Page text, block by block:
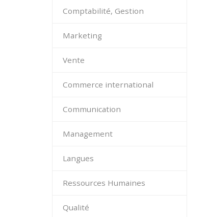
Comptabilité, Gestion
Marketing
Vente
Commerce international
Communication
Management
Langues
Ressources Humaines
Qualité